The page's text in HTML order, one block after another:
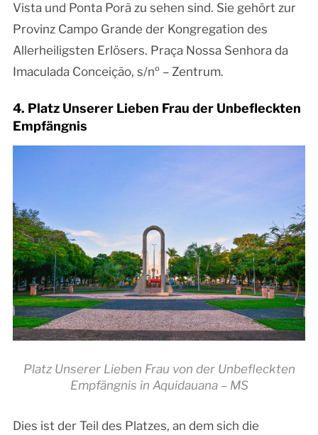
Vista und Ponta Porã zu sehen sind. Sie gehört zur
Provinz Campo Grande der Kongregation des
Allerheiligsten Erlösers. Praça Nossa Senhora da
Imaculada Conceição, s/nº – Zentrum.
4. Platz Unserer Lieben Frau der Unbefleckten
Empfängnis
Platz Unserer Lieben Frau von der Unbefleckten
Empfängnis in Aquidauana – MS
Dies ist der Teil des Platzes, an dem sich die